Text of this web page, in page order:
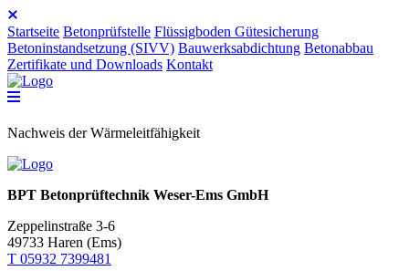
Startseite Betonprüfstelle Flüssigboden Gütesicherung
Betoninstandsetzung (SIVV) Bauwerksabdichtung Betonabbau
Zertifikate und Downloads Kontakt
Nachweis der Wärmeleitfähigkeit
BPT Betonprüftechnik Weser-Ems GmbH
Zeppelinstraße 3-6
49733 Haren (Ems)
T 05932 7399481